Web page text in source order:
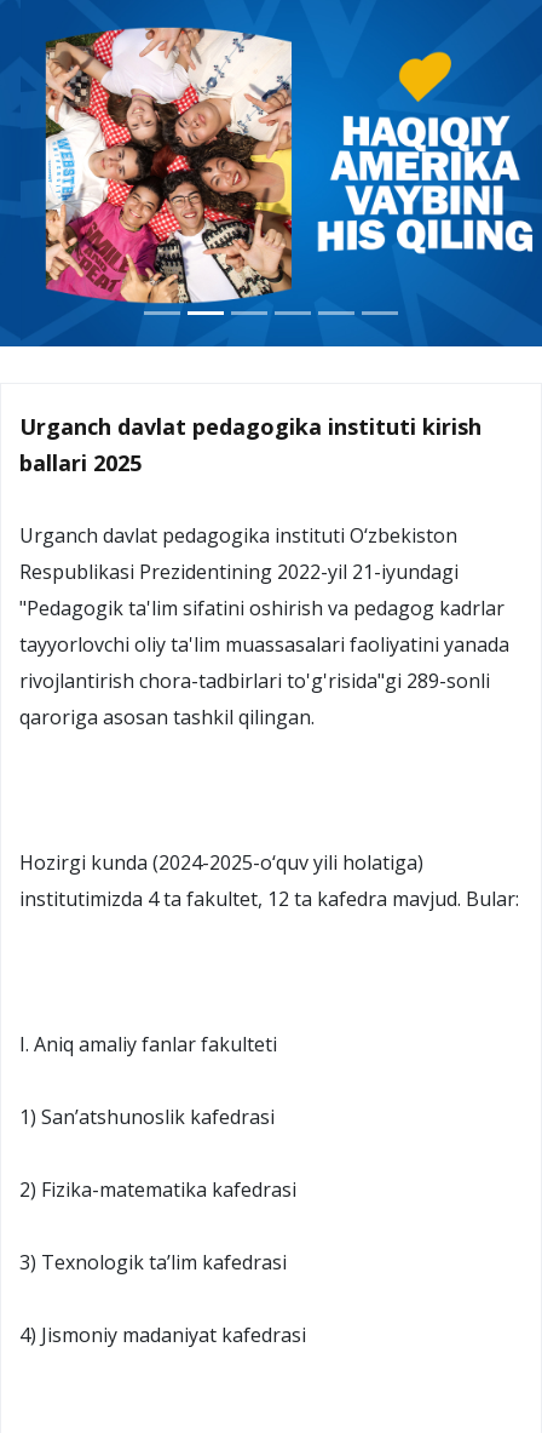
Urganch davlat pedagogika instituti kirish
ballari 2025
Urganch davlat pedagogika instituti O‘zbekiston
Respublikasi Prezidentining 2022-yil 21-iyundagi
"Pedagogik ta'lim sifatini oshirish va pedagog kadrlar
tayyorlovchi oliy ta'lim muassasalari faoliyatini yanada
rivojlantirish chora-tadbirlari to'g'risida"gi 289-sonli
qaroriga asosan tashkil qilingan.
Hozirgi kunda (2024-2025-o‘quv yili holatiga)
institutimizda 4 ta fakultet, 12 ta kafedra mavjud. Bular:
I. Aniq amaliy fanlar fakulteti
1) San’atshunoslik kafedrasi
2) Fizika-matematika kafedrasi
3) Texnologik ta’lim kafedrasi
4) Jismoniy madaniyat kafedrasi